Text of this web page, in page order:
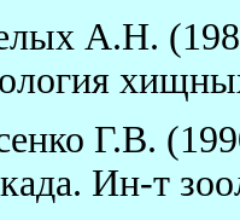
А.Н.
Г.В.
Ин-т